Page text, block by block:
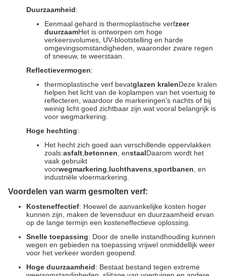
Duurzaamheid:
Eenmaal gehard is thermoplastische verfzeer
duurzaamHet is ontworpen om hoge
verkeersvolumes, UV-blootstelling en harde
omgevingsomstandigheden, waaronder zware regen
of sneeuw, te weerstaan.
Reflectievermogen:
thermoplastische verf bevatglazen kralenDeze kralen
helpen het licht van de koplampen van het voertuig te
reflecteren, waardoor de markeringen's nachts of bij
weinig licht goed zichtbaar zijn.wat vooral belangrijk is
voor wegmarkering.
Hoge hechting:
Het hecht zich goed aan verschillende oppervlakken
zoals:asfalt betonnen , enstaalDaarom wordt het
vaak gebruikt
voorwegmarkering luchthavens sportbanen , en
industriële vloermarkering.
Voordelen van warm gesmolten verf:
Kosteneffectief: Hoewel de aanvankelijke kosten hoger
kunnen zijn, maken de levensduur en duurzaamheid ervan
op de lange termijn een kosteneffectieve oplossing.
Snelle toepassing: Door de snelle instandhouding kunnen
wegen en gebieden na toepassing vrijwel onmiddellijk weer
voor het verkeer worden geopend.
Hoge duurzaamheid: Bestaat bestand tegen extreme